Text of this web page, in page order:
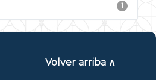
1
Volver arriba ∧